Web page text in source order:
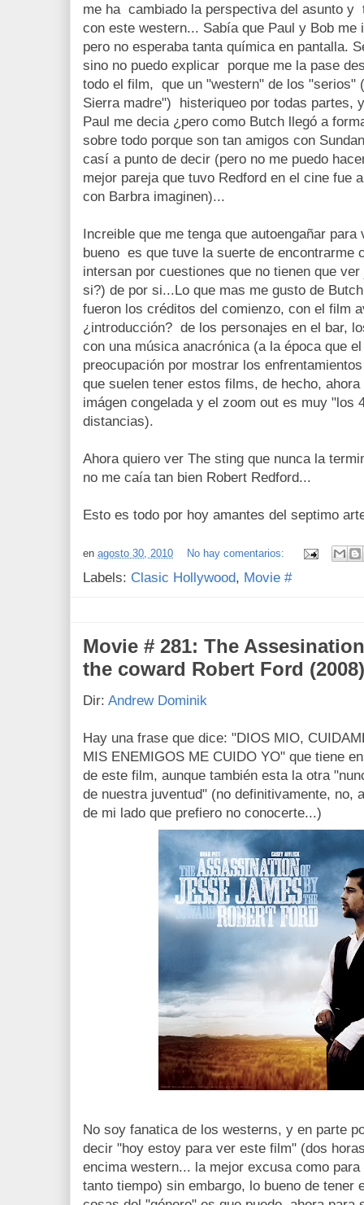
me ha cambiado la perspectiva del asunto y
con este western... Sabía que Paul y Bob
pero no esperaba tanta química en pantalla.
sino no puedo explicar porque me la pase
todo el film, que un "western" de los "serios"
Sierra madre") histeriqueo por todas partes,
Paul me decia ¿pero como Butch llegó a
sobre todo porque son tan amigos con
casí a punto de decir (pero no me puedo
mejor pareja que tuvo Redford en el cine fue
con Barbra imaginen)...
Increible que me tenga que autoengañar
bueno es que tuve la suerte de encontrarme
intersan por cuestiones que no tienen que
si?) de por si...Lo que mas me gusto de
fueron los créditos del comienzo, con el film
¿introducción? de los personajes en el bar,
con una música anacrónica (a la época que
preocupación por mostrar los
que suelen tener estos films, de hecho,
imágen congelada y el zoom out es muy "los
distancias).
Ahora quiero ver The sting que nunca la
no me caía tan bien Robert Redford...
Esto es todo por hoy amantes del septimo
en agosto 30, 2010 No hay comentarios:
Labels: Clasic Hollywood, Movie #
Movie # 281: The
the coward Robert Ford (2008)
Dir: Andrew Dominik
Hay una frase que dice: "DIOS MIO,
MIS ENEMIGOS ME CUIDO YO" que tiene
de este film, aunque también esta la otra
de nuestra juventud" (no definitivamente, no,
de mi lado que prefiero no conocerte...)
No soy fanatica de los westerns, y en parte
decir "hoy estoy para ver este film" (dos
encima western... la mejor excusa como
tanto tiempo) sin embargo, lo bueno de tener